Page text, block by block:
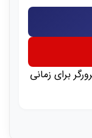
برای زمانی